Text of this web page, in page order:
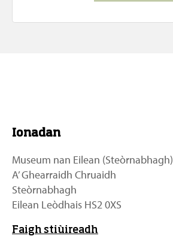
Ionadan
Museum nan Eilean (Steòrnabhagh)
A’ Ghearraidh Chruaidh
Steòrnabhagh
Eilean Leòdhais HS2 0XS
Faigh stiùireadh